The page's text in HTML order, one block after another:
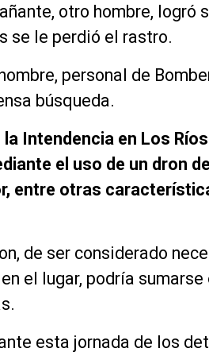
otro hombre, logró
se le perdió el rastro.
personal de
búsqueda.
la Intendencia en Los
el uso de un dron
entre otras
de ser considerado
el lugar, podría
esta jornada de los